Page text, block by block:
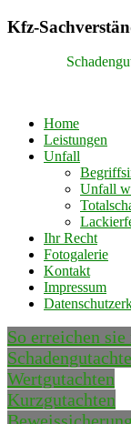
Kfz-
Home
Leistungen
Unfall
Unfall
Ihr Recht
Fotogalerie
Kontakt
Impressum
So erreichen
Wertgutachten
Kurzgutachten